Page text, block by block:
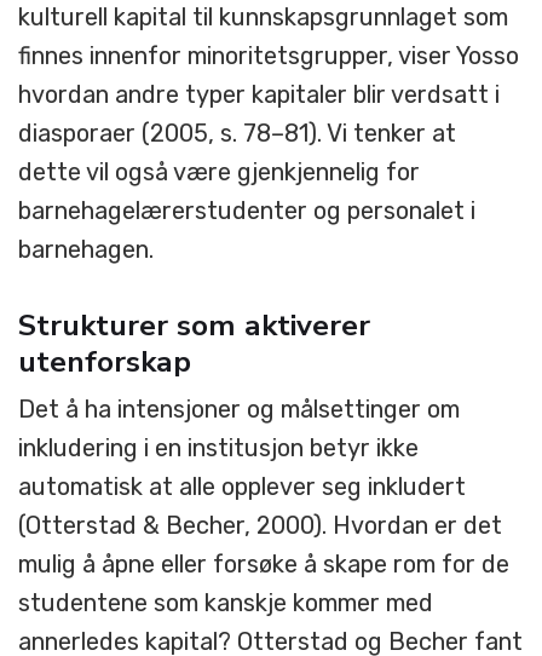
kulturell kapital til kunnskapsgrunnlaget som
finnes innenfor minoritetsgrupper, viser Yosso
hvordan andre typer kapitaler blir verdsatt i
diasporaer (2005, s. 78–81). Vi tenker at
dette vil også være gjenkjennelig for
barnehagelærerstudenter og personalet i
barnehagen.
Strukturer som aktiverer
utenforskap
Det å ha intensjoner og målsettinger om
inkludering i en institusjon betyr ikke
automatisk at alle opplever seg inkludert
(Otterstad & Becher, 2000). Hvordan er det
mulig å åpne eller forsøke å skape rom for de
studentene som kanskje kommer med
annerledes kapital? Otterstad og Becher fant